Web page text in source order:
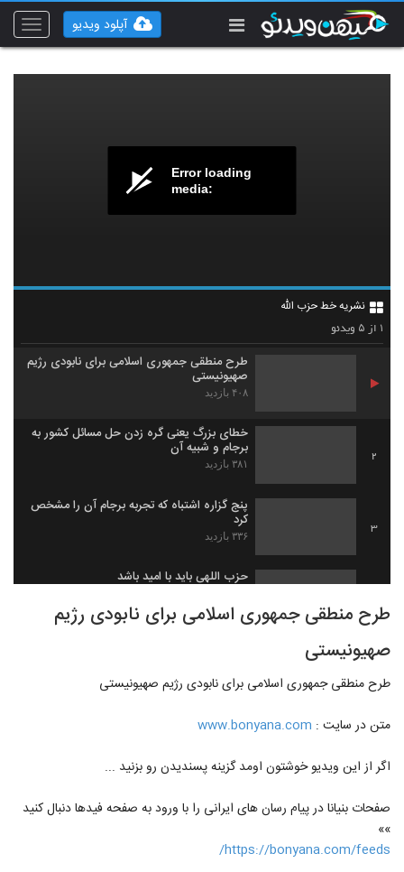
Toggle
آپلود ویدیو
Error loading
media:
نشریه خط حزب الله
۱ از ۵ ویدئو
طرح منطقی جمهوری اسلامی برای نابودی رژیم
صهیونیستی
۴۰۸ بازدید
2
خطای بزرگ یعنی گره زدن حل مسائل کشور به
برجام و شبیه آن
۳۸۱ بازدید
3
پنج گزاره‌ اشتباه که تجربه برجام آن را مشخص
کرد
۳۳۶ بازدید
حزب اللهی باید با امید باشد
۳۲۱ بازدید
طرح منطقی جمهوری اسلامی برای نابودی رژیم
صهیونیستی
طرح منطقی جمهوری اسلامی برای نابودی رژیم صهیونیستی
متن در سایت : www.bonyana.com
اگر از این ویدیو خوشتون اومد گزینه پسندیدن رو بزنید ...
صفحات بنیانا در پیام رسان های ایرانی را با ورود به صفحه فیدها دنبال کنید
»»
https://bonyana.com/feeds/